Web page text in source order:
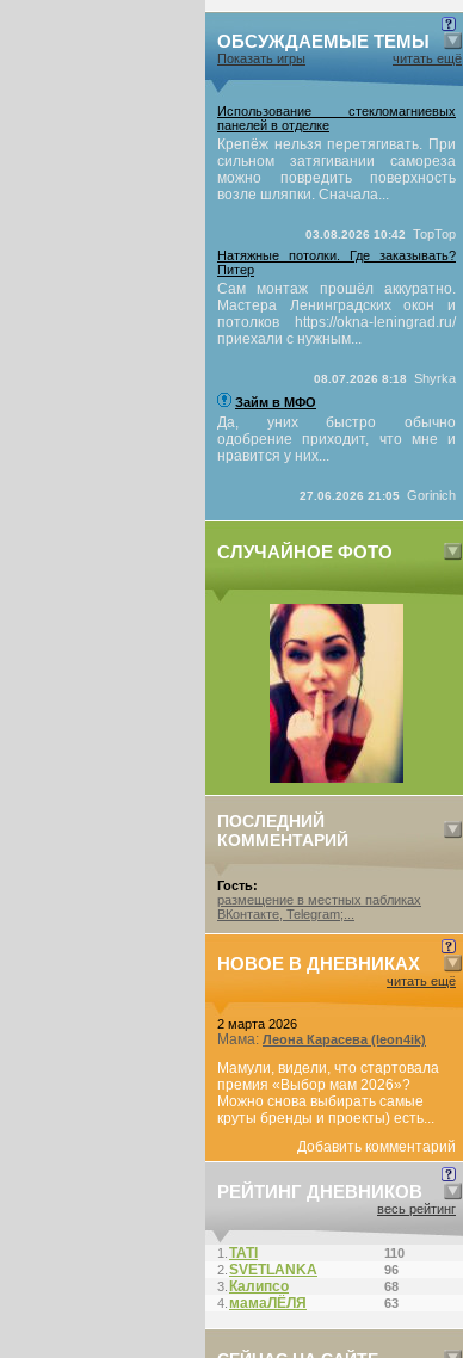
ОБСУЖДАЕМЫЕ ТЕМЫ
Показать игры читать ещё
Использование стекломагниевых
панелей в отделке
Крепёж нельзя перетягивать. При
сильном затягивании самореза
можно повредить поверхность
возле шляпки. Сначала...
03.08.2026 10:42
TopTop
Натяжные потолки. Где заказывать?
Питер
Сам монтаж прошёл аккуратно.
Мастера Ленинградских окон и
потолков https://okna-leningrad.ru/
приехали с нужным...
08.07.2026 8:18
Shyrka
Займ в МФО
Да, уних быстро обычно
одобрение приходит, что мне и
нравится у них...
27.06.2026 21:05 Gorinich
СЛУЧАЙНОЕ ФОТО
ПОСЛЕДНИЙ
КОММЕНТАРИЙ
Гость:
размещение в местных пабликах
ВКонтакте, Telegram;...
НОВОЕ В ДНЕВНИКАХ
читать ещё
2 марта 2026
Мама: Леона Карасева (leon4ik)
Мамули, видели, что стартовала
премия «Выбор мам 2026»?
Можно снова выбирать самые
круты бренды и проекты) есть...
Добавить комментарий
РЕЙТИНГ ДНЕВНИКОВ
весь рейтинг
1. ТАТI
110
2. SVETLANKA
96
3. Калипсо
68
4. мамаЛЁЛЯ 63